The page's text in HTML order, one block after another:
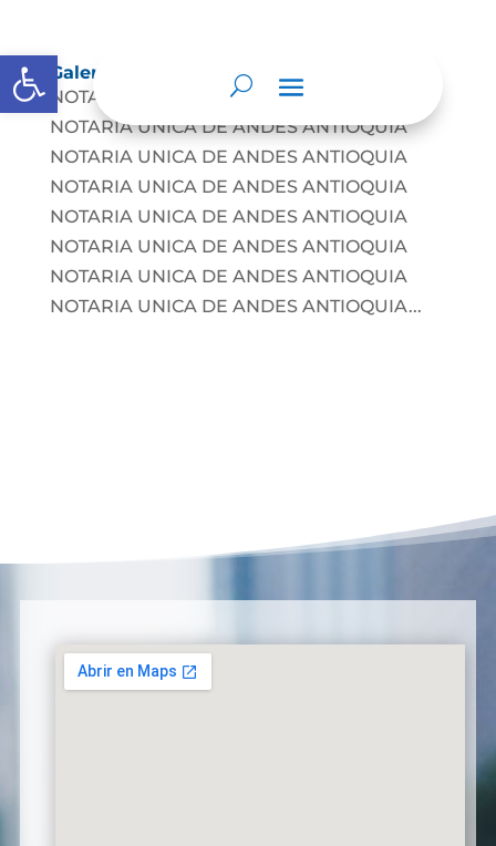
Abrir barra de herramientas
Galería
NOTARIA UNICA DE ANDES ANTIOQUIA
NOTARIA UNICA DE ANDES ANTIOQUIA
NOTARIA UNICA DE ANDES ANTIOQUIA
NOTARIA UNICA DE ANDES ANTIOQUIA
NOTARIA UNICA DE ANDES ANTIOQUIA
NOTARIA UNICA DE ANDES ANTIOQUIA
NOTARIA UNICA DE ANDES ANTIOQUIA
NOTARIA UNICA DE ANDES ANTIOQUIA...